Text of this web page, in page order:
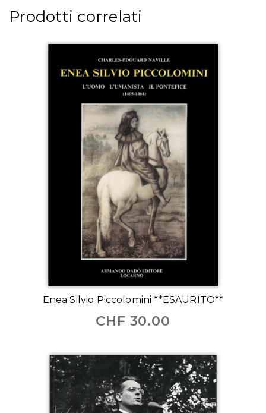
Prodotti correlati
Enea Silvio Piccolomini **ESAURITO**
CHF 30.00